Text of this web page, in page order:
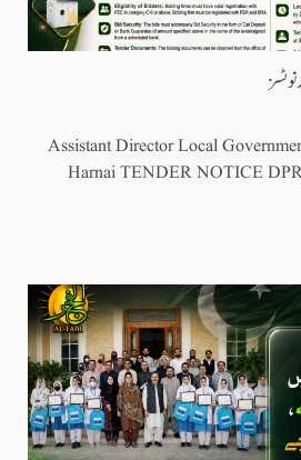
Assistant Director Local
Harnai TENDER NOTICE